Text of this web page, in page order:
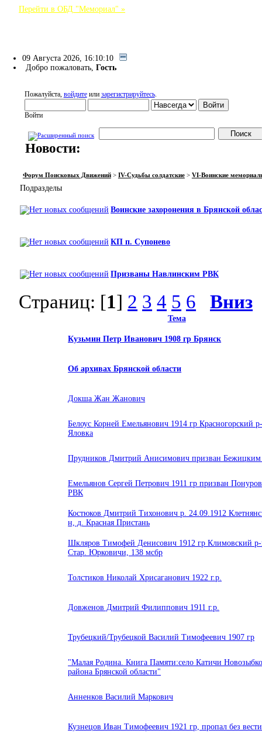
Перейти в ОБД "Мемориал" »
09 Августа 2026, 16:10:10
Добро пожаловать,Гость
Пожалуйста, войдитеили зарегистрируйтесь.
Войти
Новости:
Форум Поисковых Движений> IV-Судьбы солдатские> VI-Воинские
Подразделы
Воинские захоронения в Брянской
КП п. Супонево
Призваны Навлинским РВК
Страниц: [1] 2 3 4 5 6 Вниз
Тема
Кузьмин Петр Иванович 1908 гр Брянск
Об архивах Брянской области
Докша Жан Жанович
Белоус Корней Емельянович 1914 гр Красногорский
Яловка
Прудников Дмитрий Анисимович призван
Емельянов Сергей Петрович 1911 гр призван
РВК
Костюков Дмитрий Тихонович р. 24.09.1912
н, д. Красная Пристань
Шкляров Тимофей Денисович 1912 гр Климовский
Стар. Юрковичи, 138 мсбр
Толстиков Николай Хрисаганович 1922 г.р.
Довженов Дмитрий Филиппович 1911 г.р.
Трубецкий/Трубецкой Василий Тимофеевич 1907 гр
"Малая Родина. Книга Памяти:село Катичи
района Брянской области"
Анненков Василий Маркович
Кузнецов Иван Тимофеевич 1921 гр, пропал без вести